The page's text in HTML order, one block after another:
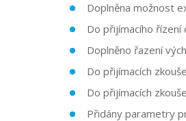
Doplněna možnost
Do přijímacího řízení
Doplněno řazení
Do přijímacích
Do přijímacích
Přidány parametry